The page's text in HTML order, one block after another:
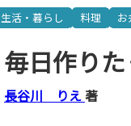
生活・暮らし 料理 お
毎日作り
長谷川 りえ著